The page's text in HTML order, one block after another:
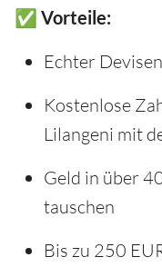
✅ Vorteile:
Echter
Kostenlose
Lilangeni mit
Geld in über
tauschen
Bis zu 250